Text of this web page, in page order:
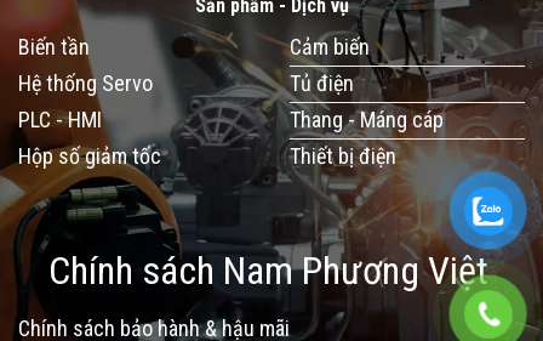
Sản phẩm - Dịch vụ
Biến tần
Hệ thống Servo
PLC - HMI
Hộp số giảm tốc
Cảm biến
Tủ điện
Thang - Máng cáp
Thiết bị điện
Chính sách Nam Phương Việt
Chính sách bảo hành & hậu mãi